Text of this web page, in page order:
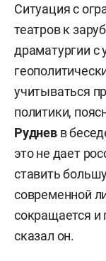
Ситуация с
театров к
драматургии
учитываться
политики,
Руднев в
это не дает
ставить
современной
сокращается и
сказал он.